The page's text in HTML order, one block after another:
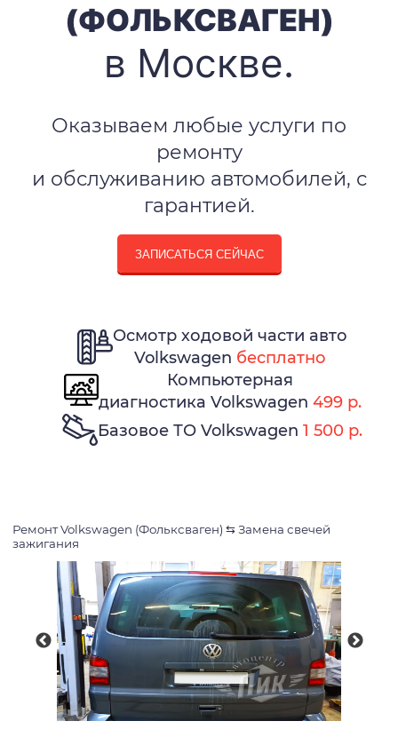
(ФОЛЬКСВАГЕН)
в Москве.
Оказываем любые услуги по
ремонту
и обслуживанию автомобилей, с
гарантией.
ЗАПИСАТЬСЯ СЕЙЧАС
Осмотр ходовой части авто
Volkswagen бесплатно
Компьютерная
диагностика Volkswagen 499 р.
Базовое ТО Volkswagen 1 500 р.
Ремонт Volkswagen (Фольксваген) ⇆ Замена свечей
зажигания